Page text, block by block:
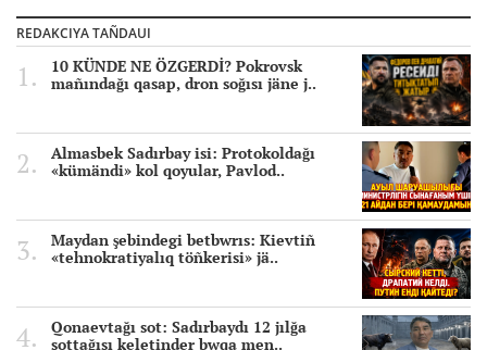
REDAKCIYA TAÑDAUI
10 KÜNDE NE ÖZGERDİ? Pokrovsk
mañındağı qasap, dron soğısı jäne j..
Almasbek Sadırbay isi: Protokoldağı
«kümändi» kol qoyular, Pavlod..
Maydan şebindegi betbwrıs: Kievtiñ
«tehnokratiyalıq töñkerisi» jä..
Qonaevtağı sot: Sadırbaydı 12 jılğa
sottağısı keletinder bwqa men..